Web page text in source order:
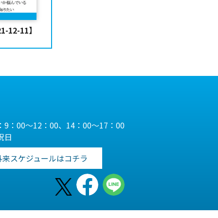
12-11】
9：00～12：00、14：00～17：00
日
来スケジュールはコチラ